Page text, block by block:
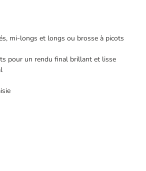
mi-longs et longs ou brosse à picots
pour un rendu final brillant et lisse